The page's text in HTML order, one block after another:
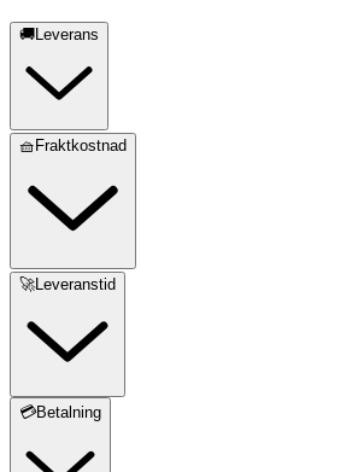
🚚Leverans
🧺Fraktkostnad
🚀Leveranstid
💳Betalning